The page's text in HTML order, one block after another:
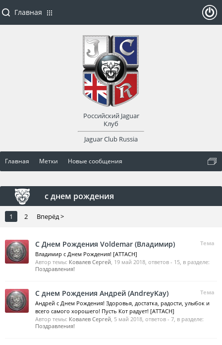
Главная Метки Новые сообщения
с днем рождения
1 2 Вперёд >
Тема
С Днем Рождения Voldemar (Владимир)
Владимир с Днем Рождения! [ATTACH]
Автор темы: Ковалев Сергей, 19 май 2018, ответов - 15, в разделе:
Поздравления!
Тема
С днем Рождения Андрей (AndreyKay)
Андрей с Днем Рождения! Здоровья, достатка, радости, улыбок и
всего самого хорошего! Пусть Кот радует! [ATTACH]
Автор темы: Ковалев Сергей, 5 май 2018, ответов - 7, в разделе:
Поздравления!
Главная
Российский Jaguar
Клуб
Jaguar Club Russia
оват